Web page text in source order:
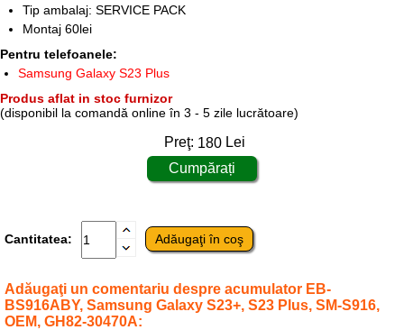
Tip ambalaj: SERVICE PACK
Montaj 60lei
Pentru telefoanele:
Samsung Galaxy S23 Plus
Produs aflat in stoc furnizor
(disponibil la comandă online în 3 - 5 zile lucrătoare)
Preţ: 180Lei
Cantitatea:
Adăugaţi un comentariu despre acumulator EB-
BS916ABY, Samsung Galaxy S23+, S23 Plus, SM-S916,
OEM, GH82-30470A: